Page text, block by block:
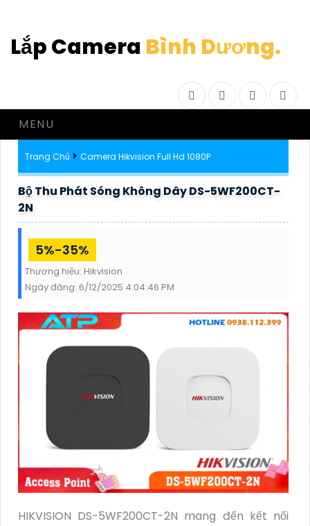
Lắp Camera Bình Dương.
FacebookTwitter Instagram
MENU
Trang Chủ Camera Hikvision Full Hd 1080P
Bộ Thu Phát Sóng Không Dây DS-5WF200CT-
2N
5%-35%
Thương hiệu: Hikvision
Ngày đăng: 6/12/2025 4:04:46 PM
HIKVISION DS-5WF200CT-2N mang đến kết nối